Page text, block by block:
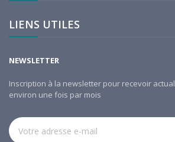
LIENS UTILES
NEWSLETTER
Inscription à la newsletter pour recevoir
environ une fois par mois